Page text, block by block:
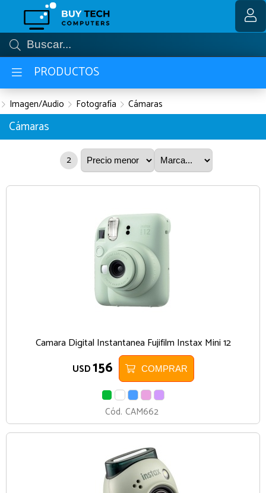
PRODUCTOS
MI COMPRA
Imagen/Audio Fotografía Cámaras
Cámaras
2
Camara Digital Instantanea Fujifilm Instax Mini 12
USD156 COMPRAR
VERDEBLANCO
Cód. CAM662